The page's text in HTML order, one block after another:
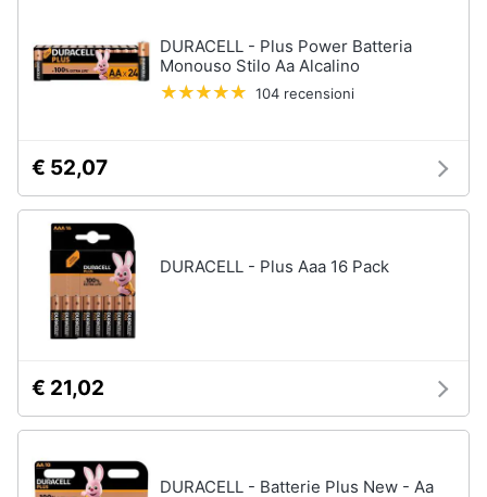
DURACELL - Plus Power Batteria
Monouso Stilo Aa Alcalino
104 recensioni
€ 52,07
DURACELL - Plus Aaa 16 Pack
€ 21,02
DURACELL - Batterie Plus New - Aa